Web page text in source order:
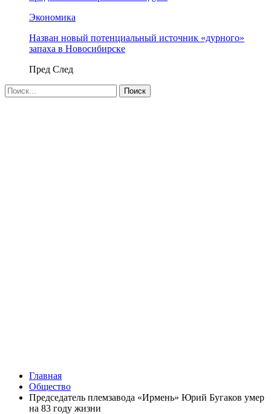
Экономика
Назван новый потенциальный источник «дурного»
запаха в Новосибирске
Пред След
Главная
Общество
Председатель племзавода «Ирмень» Юрий Бугаков умер
на 83 году жизни